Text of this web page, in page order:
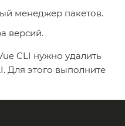
менеджер пакетов.
версий.
CLI нужно удалить
Для этого выполните